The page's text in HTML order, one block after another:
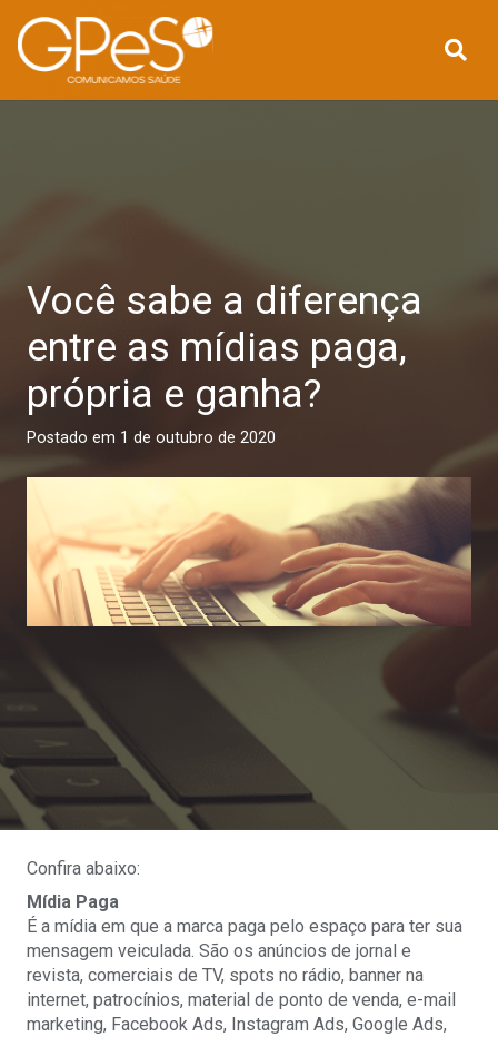
Você sabe a diferença
entre as mídias paga,
própria e ganha?
Postado em 1 de outubro de 2020
Confira abaixo:
Mídia Paga
É a mídia em que a marca paga pelo espaço para ter sua
mensagem veiculada. São os anúncios de jornal e
revista, comerciais de TV, spots no rádio, banner na
internet, patrocínios, material de ponto de venda, e-mail
marketing, Facebook Ads, Instagram Ads, Google Ads,